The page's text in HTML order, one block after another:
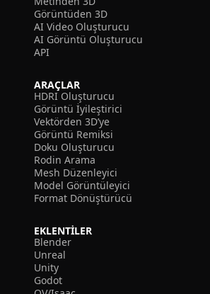
Görüntüden 3D
AI Video Oluşturucu
AI Görüntü Oluşturucu
API
ARAÇLAR
HDRI Oluşturucu
Görüntü İyileştirici
Vektörden 3D’ye
Görüntü Remiksi
Doku Oluşturucu
Rodin Arama
Mesh Düzenleyici
Model Görüntüleyici
Format Dönüştürücü
EKLENTILER
Blender
Unreal
Unity
Godot